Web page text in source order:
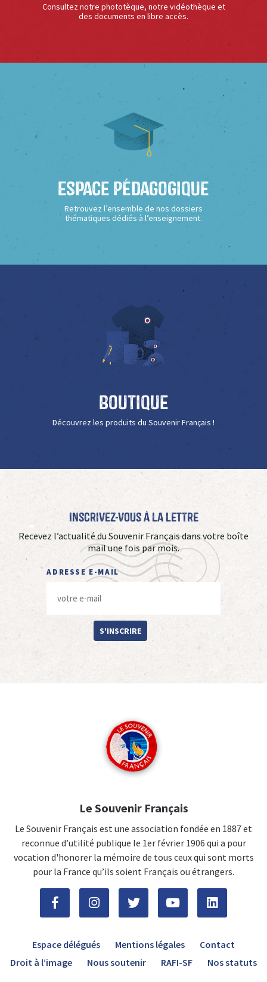
Consultez notre phototèque, notre vidéothèque et
des documents en libre accès.
Espace Pédagogique
Retrouvez l’ensemble de nos dossiers
thématiques dédiés à l’enseignement.
Boutique
Découvrez les produits du Souvenir Français !
Inscrivez-vous à La Lettre
Recevez l’actualité du Souvenir Français dans votre boîte
mail une fois par mois.
ADRESSE E-MAIL
S'INSCRIRE
Le Souvenir Français
Le Souvenir Français est une association fondée en 1887 et
reconnue d’utilité publique le 1er février 1906 qui a pour
vocation d'honorer la mémoire de tous ceux qui sont morts
pour la France qu’ils soient Français ou étrangers.
Espace délégués Mentions légales
Contact
Droit à l’image
Nous soutenir RAFI-SF Nos statuts